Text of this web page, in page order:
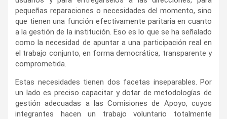
pequeñas reparaciones o necesidades del momento, sino
que tienen una función efectivamente paritaria en cuanto
a la gestión de la institución. Eso es lo que se ha señalado
como la necesidad de apuntar a una participación real en
el trabajo conjunto, en forma democrática, transparente y
comprometida.
Estas necesidades tienen dos facetas inseparables. Por
un lado es preciso capacitar y dotar de metodologías de
gestión adecuadas a las Comisiones de Apoyo, cuyos
integrantes hacen un trabajo voluntario totalmente